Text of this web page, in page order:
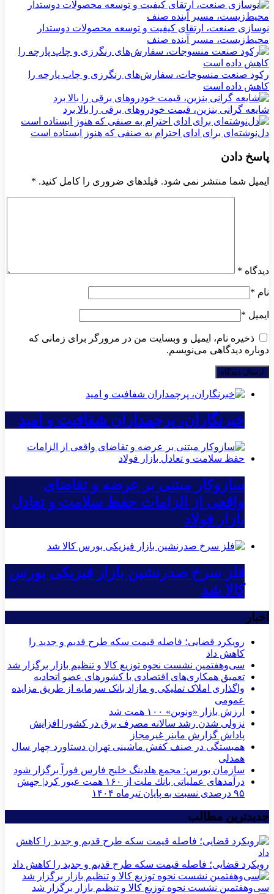
نوسازی صنعت، ارتقای کیفیت و توسعه محصولات دوستدار
محیط‌زیست، مسیر آینده صنف
رکود صنعت منسوجات، سفارش‌های رنگرزی و چاپ پارچه را
کاهش داده است
شایعه گرانی بنزین، قیمت خودروهای برقی را بالا برد
دل‌نوشته‌ای برای ادای احترام به صنفی که هنوز ایستاده است
پاسخ دادن
ایمیل شما منتشر نمی شود. فیلدهای ضروری را کامل کنید. *
دیدگاه *
نام *
ایمیل *
ذخیره نام، ایمیل و وبسایت من در مرورگر برای زمانی که
دوباره دیدگاهی می‌نویسم.
خبرنگاران، پرچمداران شفافیت و امید
سازوکار مبتنی بر عرضه و تقاضای
واقعی از الزامات حفظ سلامت و تعادل
بازار فولاد
فلز سرخ صدرنشین بازار فیزیکی بورس
کالا شد
اخبار
رویکرد قضایی؛ فاصله قیمت سکه طرح قدیم و جدید را
کاهش داد
سی‌و‌هفتمین نشست نحوه توزیع کالا و تنظیم بازار برگزار شد
تعمیق همکاری‌های اقتصادی با کشورهای عضو اتحادیه
واگذاری املاک تملیکی و مازاد بانک سرمایه از طریق مزایده
عمومی
ارزش بازار «ونوین» ۱۰۰ همت شد
نزولی شدن رشد سالانه مصرف برق در کشور| افزایش
پاداش گزارش ماینر غیرمجاز
همبستگی در صنف کفش ماشینی تهران دستاورد چهار سال
همدلی
سازمان بورس: مجمع هلدینگ خلیج فارس فوراً برگزار شود
درآمدهای عملیاتی بانك ملت از ۱۶۰ همت عبور كرد| جهش
۹۵ درصدی نسبت به پایان تیرماه ۱۴۰۴
جدیدترین مطالب
رویکرد قضایی؛ فاصله قیمت سکه طرح قدیم و جدید را کاهش داد
سی‌و‌هفتمین نشست نحوه توزیع کالا و تنظیم بازار برگزار شد